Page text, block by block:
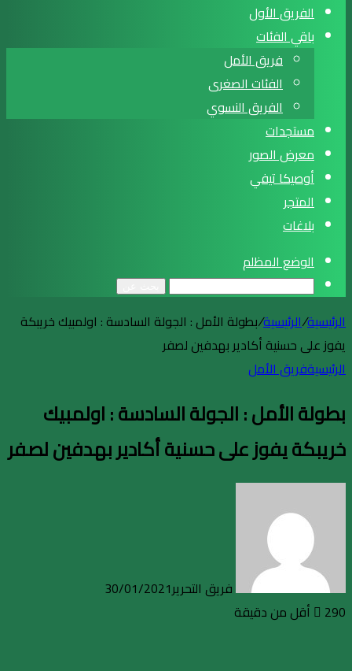
الفريق الأول
باقي الفئات
فريق الأمل
الفئات الصغرى
الفريق النسوي
مستجدات
معرض الصور
أوصيكا تيفي
المتجر
بلاغات
الوضع المظلم
الرئيسية/الرئيسية/بطولة الأمل : الجولة السادسة : اولمبيك خريبكة
يفوز على حسنية أكادير بهدفين لصفر
الرئيسيةفريق الأمل
بطولة الأمل : الجولة السادسة : اولمبيك
خريبكة يفوز على حسنية أكادير بهدفين لصفر
فريق التحرير30/01/2021
290
أقل من دقيقة